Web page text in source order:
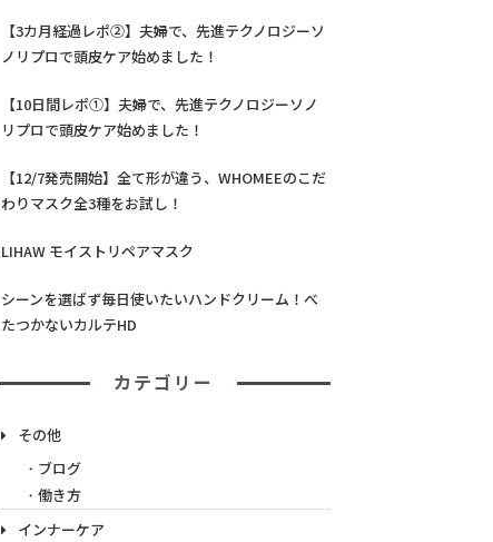
【3カ月経過レポ②】夫婦で、先進テクノロジーソ
ノリプロで頭皮ケア始めました！
【10日間レポ①】夫婦で、先進テクノロジーソノ
リプロで頭皮ケア始めました！
【12/7発売開始】全て形が違う、WHOMEEのこだ
わりマスク全3種をお試し！
LIHAW モイストリペアマスク
シーンを選ばず毎日使いたいハンドクリーム！べ
たつかないカルテHD
カテゴリー
その他
ブログ
働き方
インナーケア